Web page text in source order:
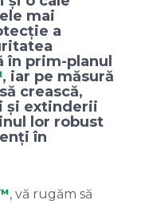
mai
a
în prim-planul
, iar pe măsură
crească,
și extinderii
lor robust
în
, vă rugăm să